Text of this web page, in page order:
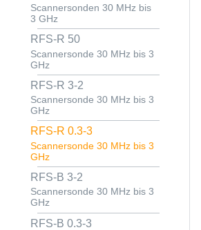
Scannersonden 30 MHz bis
3 GHz
RFS-R 50
Scannersonde 30 MHz bis 3
GHz
RFS-R 3-2
Scannersonde 30 MHz bis 3
GHz
RFS-R 0.3-3
Scannersonde 30 MHz bis 3
GHz
RFS-B 3-2
Scannersonde 30 MHz bis 3
GHz
RFS-B 0.3-3